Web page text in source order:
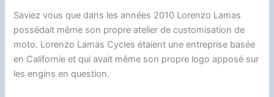
Saviez vous que dans les années 2010 Lorenzo Lamas
possédait même son propre atelier de customisation de
moto. Lorenzo Lamas Cycles étaient une entreprise basée
en Californie et qui avait même son propre logo apposé sur
les engins en question.